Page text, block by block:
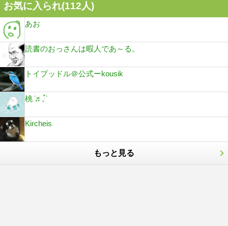
お気に入られ(112人)
あお
読書のおっさんは暇人であ～る。
トイプッドル＠公式ーkousik
桃݁ ♬𓈒ּ֯݁
Kircheis
もっと見る